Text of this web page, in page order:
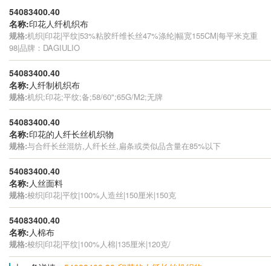
54083400.40
名称:印花人纤机织布
规格:机织|印花|平纹|53%粘胶纤维长丝47%涤纶|幅宽155CM|每平米克重
98|品牌：DAGIULIO
54083400.40
名称: 人纤制机织布
规格:机织;印花;平纹;备;58/60";65G/M2;无牌
54083400.40
名称:印花的人纤长丝机织物
规格:与合纤长丝混纺,人纤长丝,扁条或类似品含量在85%以下
54083400.40
名称: 人丝面料
规格:梭织|印花|平纹|100%人造丝|150厘米|150克
54083400.40
名称: 人棉布
规格:梭织|印花|平纹|100%人棉|135厘米|120克/